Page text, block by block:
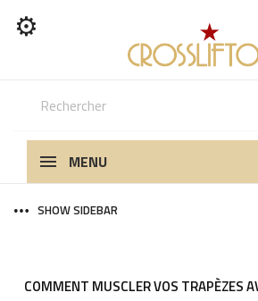
⚙
MENU
SHOW SIDEBAR
COMMENT MUSCLER VOS TRAPÈZES